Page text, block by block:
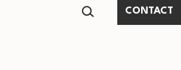
RECHERCHER…
CONTACT